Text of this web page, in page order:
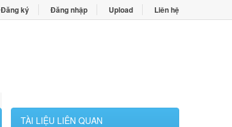
Đăng ký Đăng nhập Upload Liên hệ
TÀI LIỆU LIÊN QUAN